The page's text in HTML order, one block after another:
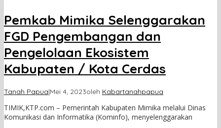
Pemkab Mimika Selenggarakan
FGD Pengembangan dan
Pengelolaan Ekosistem
Kabupaten / Kota Cerdas
Tanah Papua|Mei 4, 2023oleh Kabartanahpapua
TIMIK,KTP.com – Pemerintah Kabupaten Mimika melalui Dinas
Komunikasi dan Informatika (Kominfo), menyelenggarakan